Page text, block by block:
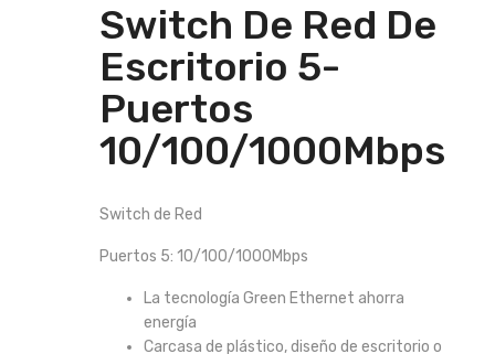
Switch De Red De
Escritorio 5-
Puertos
10/100/1000Mbps
Switch de Red
Puertos 5: 10/100/1000Mbps
La tecnología Green Ethernet ahorra
energía
Carcasa de plástico, diseño de escritorio o